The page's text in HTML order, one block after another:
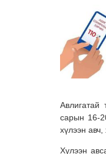
сарын 16-
хүлээн
Хүлээн